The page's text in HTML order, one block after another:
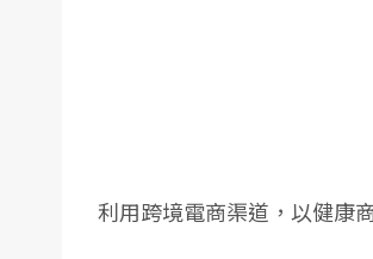
利用跨境電商渠道，以健康